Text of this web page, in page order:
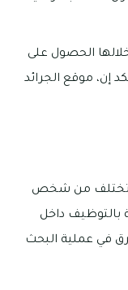
الحصول على
إن، موقع الجرائد
تختلف من شخص
داخل
في عملية البحث